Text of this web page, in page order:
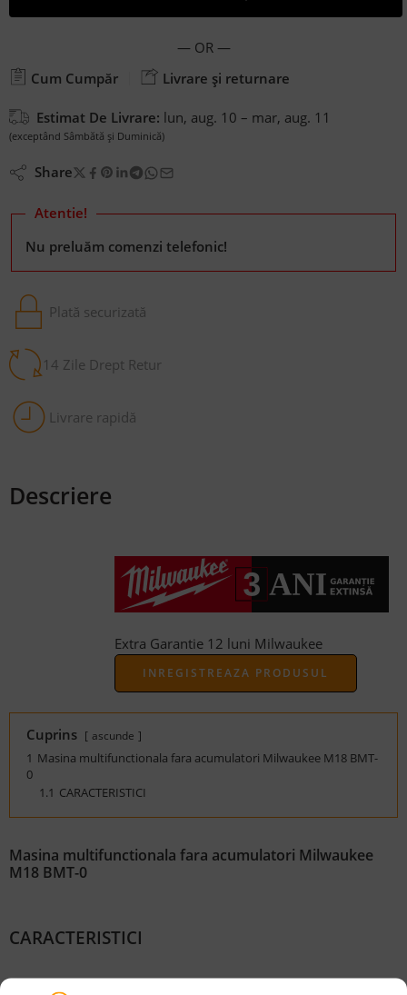
— OR —
Cum Cumpăr Livrare și returnare
Estimat De Livrare: lun, aug. 10 – mar, aug. 11
(exceptând Sâmbătă și Duminică)
Share
Atentie!
Nu preluăm comenzi telefonic!
Plată securizată
14 Zile Drept Retur
Livrare rapidă
Descriere
Extra Garantie 12 luni Milwaukee
INREGISTREAZA PRODUSUL
Cuprins ascunde
1 Masina multifunctionala fara acumulatori Milwaukee M18 BMT-
0
1.1 CARACTERISTICI
Masina multifunctionala fara acumulatori Milwaukee
M18 BMT-0
CARACTERISTICI